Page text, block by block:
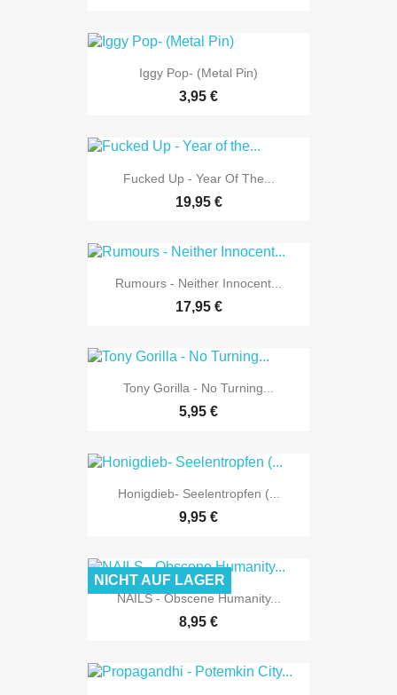
Iggy Pop- (Metal Pin)
3,95 €
Fucked Up - Year Of The...
19,95 €
Rumours - Neither Innocent...
17,95 €
Tony Gorilla - No Turning...
5,95 €
Honigdieb- Seelentropfen (...
9,95 €
NAILS - Obscene Humanity...
8,95 €
NICHT AUF LAGER